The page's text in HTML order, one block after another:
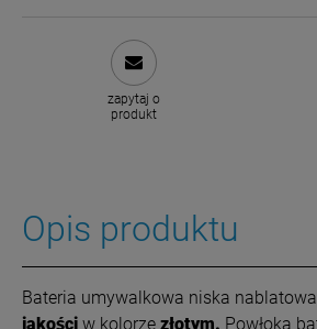
zapytaj o
produkt
Opis produktu
Bateria umywalkowa niska nablatowa
jakości w kolorze złotym. Powłoka